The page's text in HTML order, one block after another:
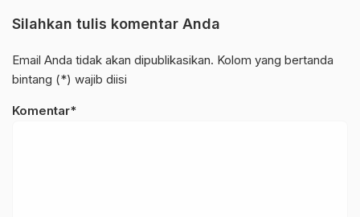
Silahkan tulis komentar Anda
Email Anda tidak akan dipublikasikan. Kolom yang bertanda
bintang (*) wajib diisi
Komentar*